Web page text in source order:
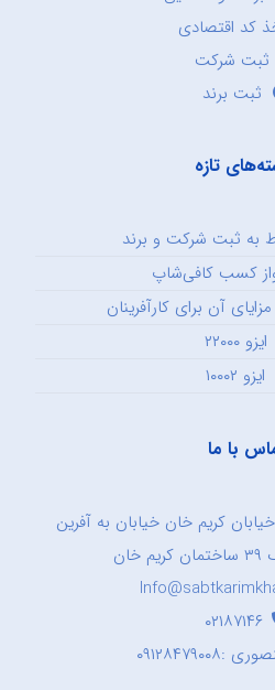
کد اقتصادی
ثبت شرکت
ثبت برند
تازه
به ثبت شرکت و برند
کسب کافی‌شاپ
آن برای کارآفرینان
ایزو ۲۲۰۰۰
ایزو ۱۰۰۰۲
با ما
کریم خان خیابان به آفرین
۰۲۱۸۷۱۴۶